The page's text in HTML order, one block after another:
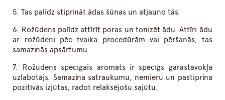
5. Tas palīdz stiprināt ādas šūnas un atjauno tās.
6. Rožūdens palīdz attīrīt poras un tonizēt ādu. Attīri ādu
ar rožūdeni pēc tvaika procedūrām vai pēršanās, tas
samazinās apsārtumu.
7. Rožūdens spēcīgais aromāts ir spēcīgs garastāvokļa
uzlabotājs. Samazina satraukumu, nemieru un pastiprina
pozitīvās izjūtas, radot relaksējošu sajūtu.